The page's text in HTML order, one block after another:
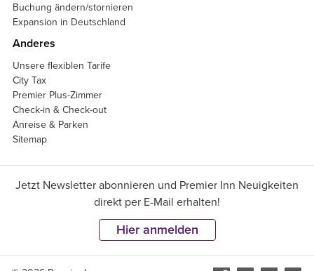
Buchung ändern/stornieren
Expansion in Deutschland
Anderes
Unsere flexiblen Tarife
City Tax
Premier Plus-Zimmer
Check-in & Check-out
Anreise & Parken
Sitemap
Jetzt Newsletter abonnieren und Premier Inn Neuigkeiten
direkt per E-Mail erhalten!
Hier anmelden